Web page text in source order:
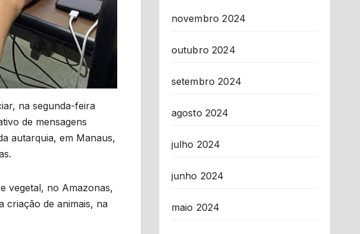
na segunda-feira
de mensagens
autarquia, em Manaus,
vegetal, no Amazonas,
criação de animais, na
novembro 2024
outubro 2024
setembro 2024
agosto 2024
julho 2024
junho 2024
maio 2024